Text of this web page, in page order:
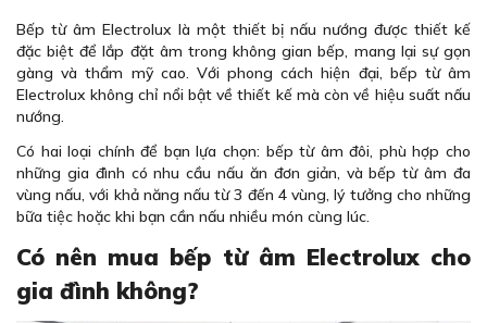
Bếp từ âm Electrolux là một thiết bị nấu nướng được thiết kế
đặc biệt để lắp đặt âm trong không gian bếp, mang lại sự gọn
gàng và thẩm mỹ cao. Với phong cách hiện đại, bếp từ âm
Electrolux không chỉ nổi bật về thiết kế mà còn về hiệu suất nấu
nướng.
Có hai loại chính để bạn lựa chọn: bếp từ âm đôi, phù hợp cho
những gia đình có nhu cầu nấu ăn đơn giản, và bếp từ âm đa
vùng nấu, với khả năng nấu từ 3 đến 4 vùng, lý tưởng cho những
bữa tiệc hoặc khi bạn cần nấu nhiều món cùng lúc.
Có nên mua bếp từ âm Electrolux cho
gia đình không?